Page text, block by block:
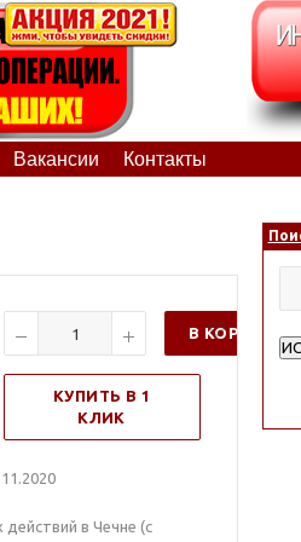
Вакансии Контакты
В КОРЗИНУ
КУПИТЬ В 1
КЛИК
в Чечне (с